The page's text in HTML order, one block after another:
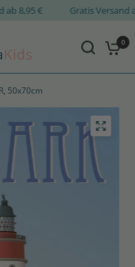
ab 8,95 € Gratis
0
50x70cm